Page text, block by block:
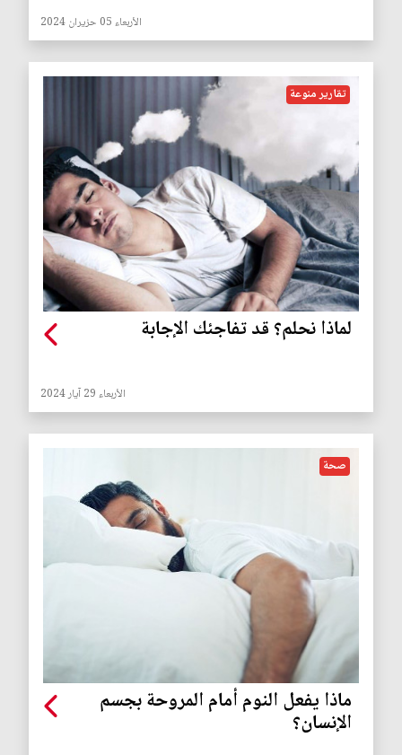
الأربعاء 05 حزيران 2024
تقارير منوعة
لماذا نحلم؟ قد تفاجئك الإجابة
الأربعاء 29 آيار 2024
صحة
ماذا يفعل النوم أمام المروحة بجسم
الإنسان؟